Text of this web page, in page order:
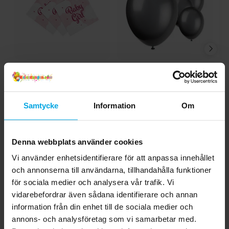
Samtycke Information Om
Denna webbplats använder cookies
Vi använder enhetsidentifierare för att anpassa innehållet
och annonserna till användarna, tillhandahålla funktioner
för sociala medier och analysera vår trafik. Vi
vidarebefordrar även sådana identifierare och annan
information från din enhet till de sociala medier och
annons- och analysföretag som vi samarbetar med.
Baby Girl Servetter 20-
KÖP
Ballonger - Svarta 10-
pack
KÖP
4.8
5 betyg
5 ☆
4 ☆
2
☆
1 ☆
Recensioner (5)